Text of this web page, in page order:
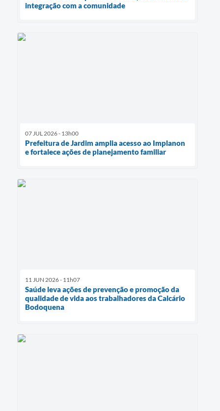
integração com a comunidade
07 JUL 2026 - 13h00
Prefeitura de Jardim amplia acesso ao Implanon
e fortalece ações de planejamento familiar
11 JUN 2026 - 11h07
Saúde leva ações de prevenção e promoção da
qualidade de vida aos trabalhadores da Calcário
Bodoquena